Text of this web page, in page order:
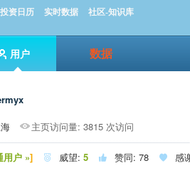
投资日历 实时数据 社区-知识库
用户 数据
主页访问量: 3815 次访问
用户 »]  威望: 5  赞同: 78  感